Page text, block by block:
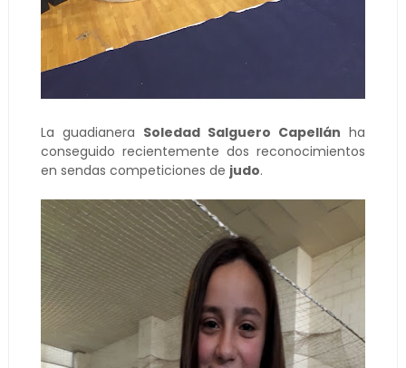
La guadianera Soledad Salguero Capellán ha
conseguido recientemente dos reconocimientos
en sendas competiciones de judo.